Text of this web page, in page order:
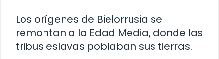
Los orígenes de Bielorrusia se
remontan a la Edad Media, donde las
tribus eslavas poblaban sus tierras.